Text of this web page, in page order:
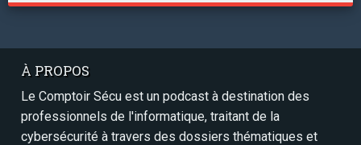
À PROPOS
Le Comptoir Sécu est un podcast à destination des
professionnels de l'informatique, traitant de la
cybersécurité à travers des dossiers thématiques et